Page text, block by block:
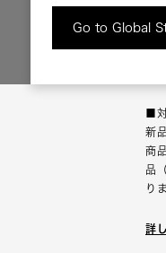
Go to Global
■
新
商
品
り
詳